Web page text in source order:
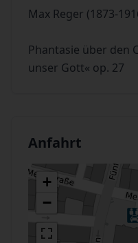
Max Reger (1873-
Phantasie über den
unser Gott« op. 27
Anfahrt
+
−